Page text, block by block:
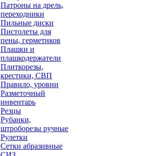
Патроны на дрель,
переходники
Пильные диски
Пистолеты для
пены, герметиков
Плашки и
плашкодержатели
Плиткорезы,
крестики, СВП
Правило, уровни
Разметочный
инвентарь
Резцы
Рубанки,
штроборезы ручные
Рулетки
Сетки абразивные